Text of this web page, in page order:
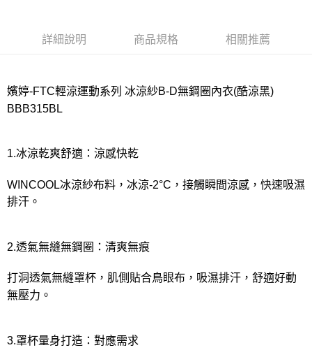
每筆NT$80，滿NT$1,000(含以上)免運費
詳細說明 商品規格 相關推薦
嬪婷-FTC輕涼運動系列 冰涼紗B-D無鋼圈內衣(酷涼黑)
BBB315BL
1.冰涼乾爽舒適：涼感快乾
WINCOOL冰涼紗布料，冰涼-2°C，接觸瞬間涼感，快速吸濕
排汗。
2.透氣無縫無鋼圈：清爽無痕
打洞透氣無縫罩杯，肌側貼合鳥眼布，吸濕排汗，舒適好動
無壓力。
3.罩杯量身打造：對應需求